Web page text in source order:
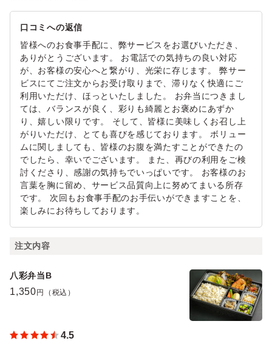
口コミへの返信
皆様へのお食事手配に、弊サービスをお選びいただき、
ありがとうございます。 お電話での気持ちの良い対応
が、お客様の安心へと繋がり、光栄に存じます。 弊サー
ビスにてご注文からお受け取りまで、滞りなく快適にご
利用いただけ、ほっといたしました。 お弁当につきまし
ては、バランスが良く、彩りも綺麗とお褒めにあずか
り、嬉しい限りです。 そして、皆様に美味しくお召し上
がりいただけ、とても喜びを感じております。 ボリュー
ムに関しましても、皆様のお腹を満たすことができたの
でしたら、幸いでございます。 また、再びの利用をご検
討くださり、感謝の気持ちでいっぱいです。 お客様のお
言葉を胸に留め、サービス品質向上に努めてまいる所存
です。 次回もお食事手配のお手伝いができますことを、
楽しみにお待ちしております。
注文内容
八彩弁当B
1,350 円（税込）
4.5